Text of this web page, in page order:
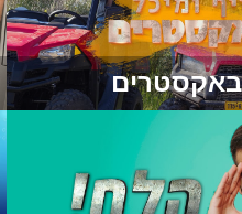
באקסטרים